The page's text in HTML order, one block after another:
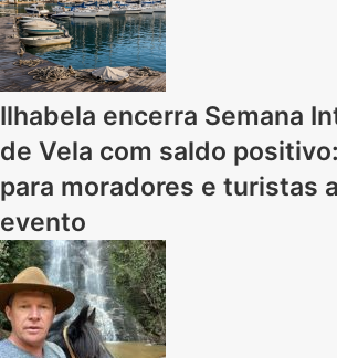
Ilhabela encerra Semana
de Vela com saldo
para moradores e turistas
evento